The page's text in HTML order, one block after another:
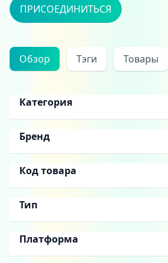
ПРИСОЕДИНИТЬСЯ
Обзор Тэги Товары
Категория
Бренд
Код товара
Тип
Платформа